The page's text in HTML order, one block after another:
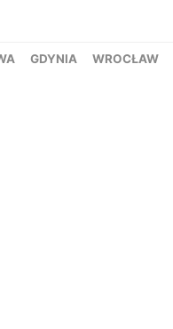
GDYNIA WROCŁAW